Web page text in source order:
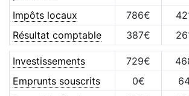
Impôts locaux 786€
Résultat comptable
387€
Investissements 729€
Emprunts souscrits
0€